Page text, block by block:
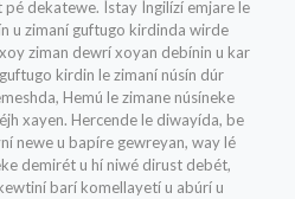
dekatewe. Ístay Íngilízí emjare le
u zimaní guftugo kirdinda wirde
ziman dewrí xoyan debínin u kar
kirdin le zimaní núsín dúr
Hemú le zimane núsíneke
xayen. Hercende le diwayída, be
newe u bapíre gewreyan, way lé
demirét u hí niwé dirust debét,
barí komellayetí u abúrí u